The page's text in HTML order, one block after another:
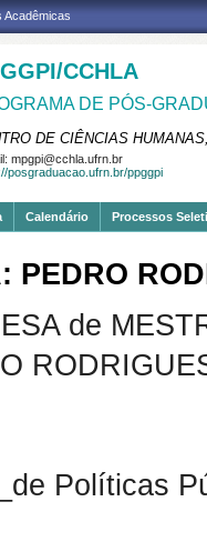
Acadêmicas
CCHLA
DE PÓS-
DE CIÊNCIAS
mpgpi@cchla.ufrn.br
posgraduacao.ufrn.br/ppggpi
Calendário Processos
PEDRO
de
Políticas